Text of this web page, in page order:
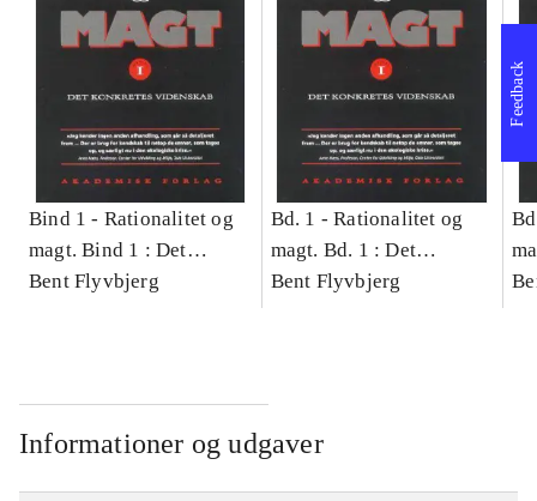
Bind 1 - Rationalitet og
magt. Bind 1 : Det
konkretes videnskab
Bent Flyvbjerg
Bd. 1 -Rationalitet og
magt. Bd. 1 : Det
konkretes videnskab
Bent Flyvbjerg
Informationer og udgaver
Feedback